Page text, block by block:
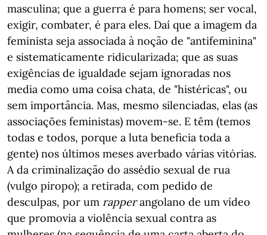
masculina; que a guerra é para homens; ser vocal,
exigir, combater, é para eles. Daí que a imagem da
feminista seja associada à noção de "antifeminina"
e sistematicamente ridicularizada; que as suas
exigências de igualdade sejam ignoradas nos
media como uma coisa chata, de "histéricas", ou
sem importância. Mas, mesmo silenciadas, elas (as
associações feministas) movem-se. E têm (temos
todas e todos, porque a luta beneficia toda a
gente) nos últimos meses averbado várias vitórias.
A da criminalização do assédio sexual de rua
(vulgo piropo); a retirada, com pedido de
desculpas, por um rapperangolano de um vídeo
que promovia a violência sexual contra as